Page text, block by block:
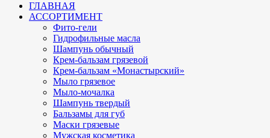
ГЛАВНАЯ
АССОРТИМЕНТ
Фито-гели
Гидрофильные масла
Шампунь обычный
Крем-бальзам грязевой
Крем-бальзам «Монастырский»
Мыло грязевое
Мыло-мочалка
Шампунь твердый
Бальзамы для губ
Маски грязевые
Мужская косметика